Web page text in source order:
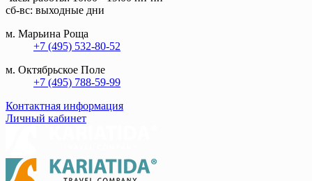
сб-вс: выходные дни
м. Марьина Роща
+7 (495) 532-80-52
м. Октябрьское Поле
+7 (495) 788-59-99
Контактная информация
Личный кабинет